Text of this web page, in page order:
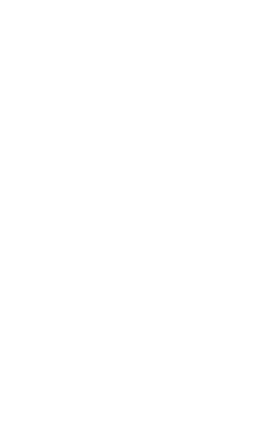
potássio na alimentação
hipertensão
dentistas reforça
comparticipação reforçada
Madeira